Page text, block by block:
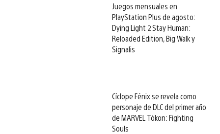
Juegos mensuales en
PlayStation Plus de agosto:
Dying Light 2 Stay Human:
Reloaded Edition, Big Walk y
Signalis
Cíclope Fénix se revela como
personaje de DLC del primer año
de MARVEL Tōkon: Fighting
Souls